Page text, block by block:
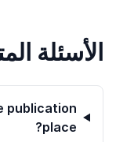
الأسئلة
publication
place?